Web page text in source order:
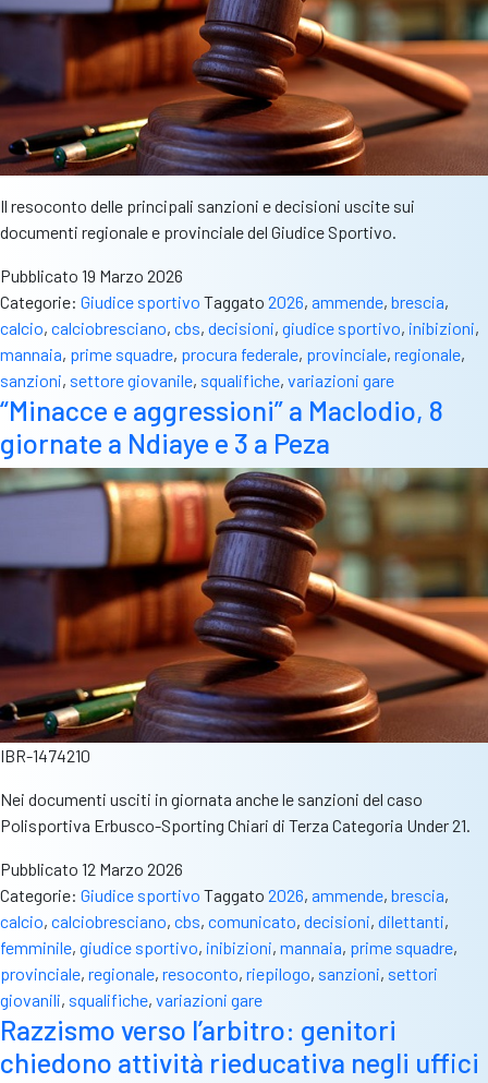
Il resoconto delle principali sanzioni e decisioni uscite sui
documenti regionale e provinciale del Giudice Sportivo.
Pubblicato 19 Marzo 2026
Categorie: Giudice sportivo Taggato 2026, ammende, brescia,
calcio, calciobresciano, cbs, decisioni, giudice sportivo, inibizioni,
mannaia, prime squadre, procura federale, provinciale, regionale,
sanzioni, settore giovanile, squalifiche, variazioni gare
“Minacce e aggressioni” a Maclodio, 8
giornate a Ndiaye e 3 a Peza
IBR-1474210
Nei documenti usciti in giornata anche le sanzioni del caso
Polisportiva Erbusco-Sporting Chiari di Terza Categoria Under 21.
Pubblicato 12 Marzo 2026
Categorie: Giudice sportivo Taggato 2026, ammende, brescia,
calcio, calciobresciano, cbs, comunicato, decisioni, dilettanti,
femminile, giudice sportivo, inibizioni, mannaia, prime squadre,
provinciale, regionale, resoconto, riepilogo, sanzioni, settori
giovanili, squalifiche, variazioni gare
Razzismo verso l’arbitro: genitori
chiedono attività rieducativa negli uffici